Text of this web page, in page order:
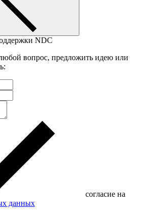
NDC
вопрос, предложить идею или
согласие на
данных